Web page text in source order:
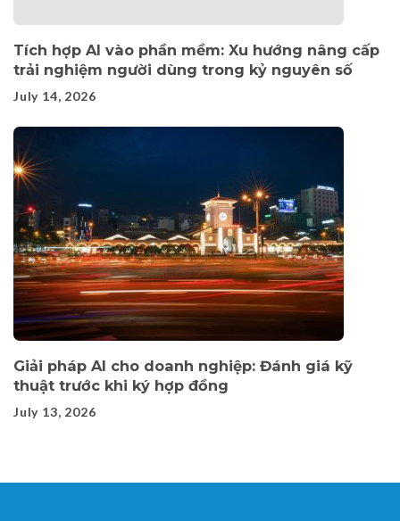
Tích hợp AI vào phần mềm: Xu hướng nâng cấp
trải nghiệm người dùng trong kỷ nguyên số
July 14, 2026
Giải pháp AI cho doanh nghiệp: Đánh giá kỹ
thuật trước khi ký hợp đồng
July 13, 2026